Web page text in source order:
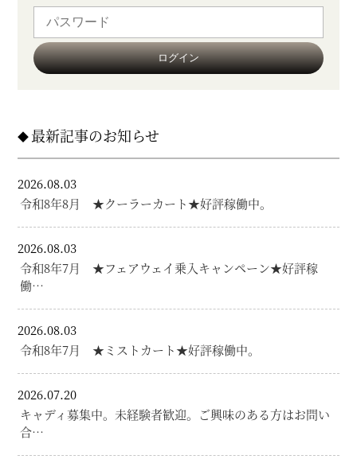
最新記事のお知らせ
2026.08.03
令和8年8月 ★クーラーカート★好評稼働中。
2026.08.03
令和8年7月 ★フェアウェイ乗入キャンペーン★好評稼
働…
2026.08.03
令和8年7月 ★ミストカート★好評稼働中。
2026.07.20
キャディ募集中。未経験者歓迎。ご興味のある方はお問い
合…